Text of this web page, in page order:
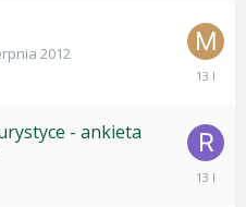
2012
28
- ankieta
14